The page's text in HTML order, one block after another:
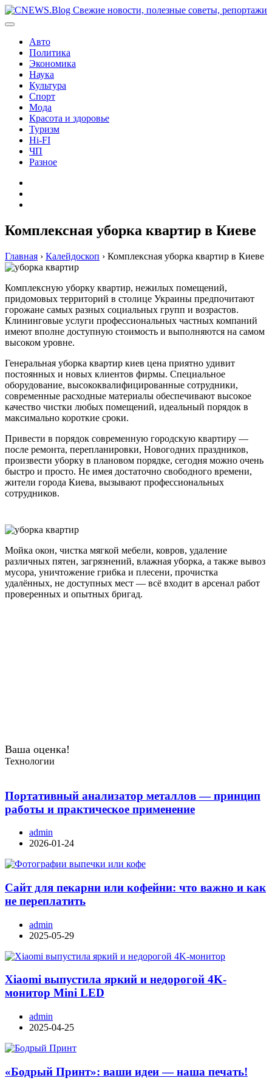
Перейти
к
Авто
Политика
Экономика
Наука
Культура
Спорт
Мода
Красота и здоровье
Туризм
Hi-FI
ЧП
Разное
Комплексная уборка квартир в Киеве
Главная › Калейдоскоп › Комплексная уборка квартир в Киеве
Комплексную уборку квартир, нежилых помещений,
придомовых территорий в столице Украины предпочитают
горожане самых разных социальных групп и возрастов.
Клининговые услуги профессиональных частных компаний
имеют вполне доступную стоимость и выполняются на самом
высоком уровне.
Генеральная уборка квартир киев цена приятно удивит
постоянных и новых клиентов фирмы. Специальное
оборудование, высококвалифицированные сотрудники,
современные расходные материалы обеспечивают высокое
качество чистки любых помещений, идеальный порядок в
максимально короткие сроки.
Привести в порядок современную городскую квартиру —
после ремонта, перепланировки, Новогодних праздников,
произвести уборку в плановом порядке, сегодня можно очень
быстро и просто. Не имея достаточно свободного времени,
жители города Киева, вызывают профессиональных
сотрудников.
Мойка окон, чистка мягкой мебели, ковров, удаление
различных пятен, загрязнений, влажная уборка, а также вывоз
мусора, уничтожение грибка и плесени, прочистка
удалённых, не доступных мест — всё входит в арсенал работ
проверенных и опытных бригад.
Ваша оценка!
Технологии
Портативный анализатор металлов — принцип
работы и практическое применение
admin
2026-01-24
Сайт для пекарни или кофейни: что важно и как
не переплатить
admin
2025-05-29
Xiaomi выпустила яркий и недорогой 4K-
монитор Mini LED
admin
2025-04-25
«Бодрый Принт»: ваши идеи — наша печать!